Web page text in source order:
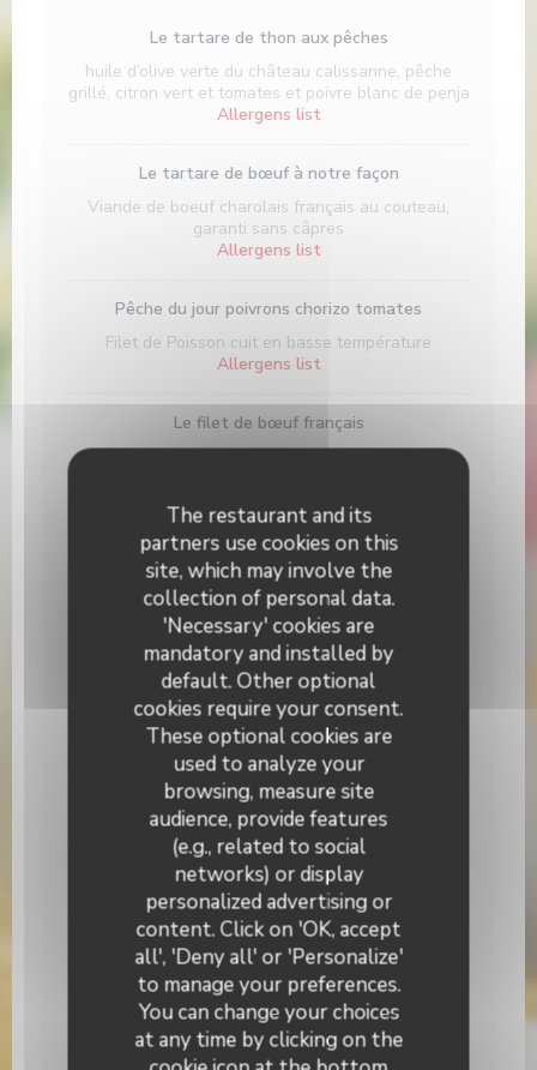
The restaurant and its
partners use cookies on this
site, which may involve the
collection of personal data.
'Necessary' cookies are
mandatory and installed by
default. Other optional
cookies require your consent.
These optional cookies are
used to analyze your
browsing, measure site
audience, provide features
(e.g., related to social
networks) or display
personalized advertising or
content. Click on 'OK, accept
all', 'Deny all' or 'Personalize'
to manage your preferences.
You can change your choices
at any time by clicking on the
Le tartare de thon aux pêches
huile d’olive verte du château calissanne, pêche
grillé, citron vert et tomates et poivre blanc de penja
Allergens list
Le tartare de bœuf à notre façon
Viande de boeuf charolais français au couteau,
garanti sans câpres
Allergens list
Pêche du jour poivrons chorizo tomates
Filet de Poisson cuit en basse température
Allergens list
Le filet de bœuf français
Sélection des boucheries nivernaises Sauce aux
La salade, volaille et avocat
Mesclun, endive, pastèque grillé, framboise,
guacamole.
Les rognons à la moutarde flambé au madère
Allergens list
LES ACCOMPAGNEMENTS
Frites maison
Haricot vert à la niçoise
Allergens list
Salade sauce vierge
Cœur de sucrine et huile aux herbes et tomate
séchée
Allergens list